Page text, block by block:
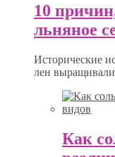
10
льняное
Исторические
лен выращивали
Как